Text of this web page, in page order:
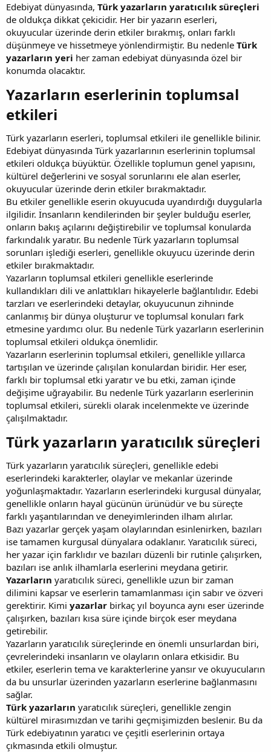
Edebiyat dünyasında, Türk yazarların yaratıcılık süreçleri
de oldukça dikkat çekicidir. Her bir yazarın eserleri,
okuyucular üzerinde derin etkiler bırakmış, onları farklı
düşünmeye ve hissetmeye yönlendirmiştir. Bu nedenle Türk
yazarların yeri her zaman edebiyat dünyasında özel bir
konumda olacaktır.
Yazarların eserlerinin toplumsal
etkileri​
Türk yazarların eserleri, toplumsal etkileri ile genellikle bilinir.
Edebiyat dünyasında Türk yazarlarının eserlerinin toplumsal
etkileri oldukça büyüktür. Özellikle toplumun genel yapısını,
kültürel değerlerini ve sosyal sorunlarını ele alan eserler,
okuyucular üzerinde derin etkiler bırakmaktadır.
Bu etkiler genellikle eserin okuyucuda uyandırdığı duygularla
ilgilidir. İnsanların kendilerinden bir şeyler bulduğu eserler,
onların bakış açılarını değiştirebilir ve toplumsal konularda
farkındalık yaratır. Bu nedenle Türk yazarların toplumsal
sorunları işlediği eserleri, genellikle okuyucu üzerinde derin
etkiler bırakmaktadır.
Yazarların toplumsal etkileri genellikle eserlerinde
kullandıkları dili ve anlattıkları hikayelerle bağlantılıdır. Edebi
tarzları ve eserlerindeki detaylar, okuyucunun zihninde
canlanmış bir dünya oluşturur ve toplumsal konuları fark
etmesine yardımcı olur. Bu nedenle Türk yazarların eserlerinin
toplumsal etkileri oldukça önemlidir.
Yazarların eserlerinin toplumsal etkileri, genellikle yıllarca
tartışılan ve üzerinde çalışılan konulardan biridir. Her eser,
farklı bir toplumsal etki yaratır ve bu etki, zaman içinde
değişime uğrayabilir. Bu nedenle Türk yazarların eserlerinin
toplumsal etkileri, sürekli olarak incelenmekte ve üzerinde
çalışılmaktadır.
Türk yazarların yaratıcılık süreçleri​
Türk yazarların yaratıcılık süreçleri, genellikle edebi
eserlerindeki karakterler, olaylar ve mekanlar üzerinde
yoğunlaşmaktadır. Yazarların eserlerindeki kurgusal dünyalar,
genellikle onların hayal gücünün ürünüdür ve bu süreçte
farklı yaşantılarından ve deneyimlerinden ilham alırlar.
Bazı yazarlar gerçek yaşam olaylarından esinlenirken, bazıları
ise tamamen kurgusal dünyalara odaklanır. Yaratıcılık süreci,
her yazar için farklıdır ve bazıları düzenli bir rutinle çalışırken,
bazıları ise anlık ilhamlarla eserlerini meydana getirir.
Yazarların yaratıcılık süreci, genellikle uzun bir zaman
dilimini kapsar ve eserlerin tamamlanması için sabır ve özveri
gerektirir. Kimi yazarlar birkaç yıl boyunca aynı eser üzerinde
çalışırken, bazıları kısa süre içinde birçok eser meydana
getirebilir.
Yazarların yaratıcılık süreçlerinde en önemli unsurlardan biri,
çevrelerindeki insanların ve olayların onlara etkisidir. Bu
etkiler, eserlerin tema ve karakterlerine yansır ve okuyucuların
da bu unsurlar üzerinden yazarların eserlerine bağlanmasını
sağlar.
Türk yazarların yaratıcılık süreçleri, genellikle zengin
kültürel mirasımızdan ve tarihi geçmişimizden beslenir. Bu da
Türk edebiyatının yaratıcı ve çeşitli eserlerinin ortaya
çıkmasında etkili olmuştur.